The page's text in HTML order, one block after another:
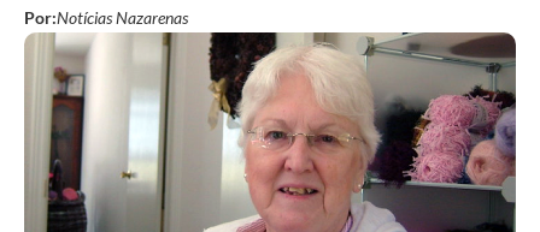
Por:Notícias Nazarenas